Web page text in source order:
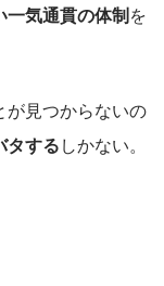
一気通貫の体制を
が見つからないの
タするしかない。